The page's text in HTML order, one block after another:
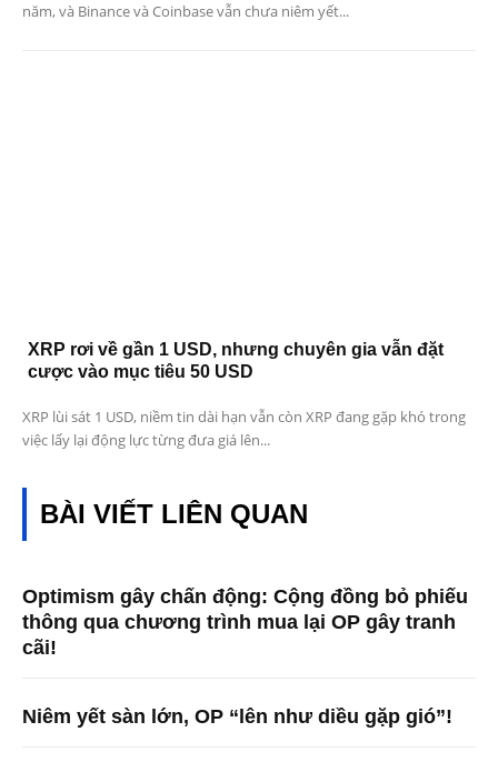
năm, và Binance và Coinbase vẫn chưa niêm yết...
XRP rơi về gần 1 USD, nhưng chuyên gia vẫn đặt
cược vào mục tiêu 50 USD
XRP lùi sát 1 USD, niềm tin dài hạn vẫn còn XRP đang gặp khó trong
việc lấy lại động lực từng đưa giá lên...
BÀI VIẾT LIÊN QUAN
Optimism gây chấn động: Cộng đồng bỏ phiếu
thông qua chương trình mua lại OP gây tranh
cãi!
Niêm yết sàn lớn, OP “lên như diều gặp gió”!